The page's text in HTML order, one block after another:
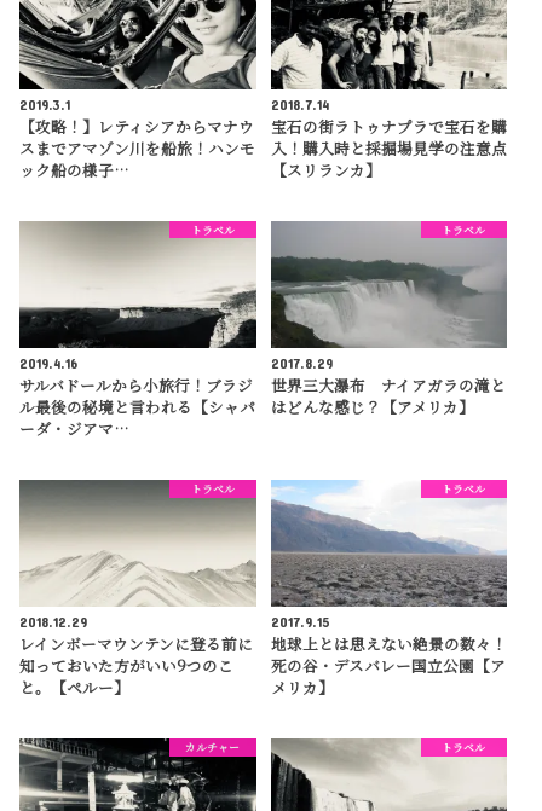
2019.3.1
【攻略！】レティシアからマナウ
スまでアマゾン川を船旅！ハンモ
ック船の様子…
2018.7.14
宝石の街ラトゥナプラで宝石を購
入！購入時と採掘場見学の注意点
【スリランカ】
トラベル
2019.4.16
サルバドールから小旅行！ブラジ
ル最後の秘境と言われる【シャパ
ーダ・ジアマ…
トラベル
2017.8.29
世界三大瀑布 ナイアガラの滝と
はどんな感じ？【アメリカ】
トラベル
2018.12.29
レインボーマウンテンに登る前に
知っておいた方がいい9つのこ
と。【ペルー】
トラベル
2017.9.15
地球上とは思えない絶景の数々！
死の谷・デスバレー国立公園【ア
メリカ】
カルチャー トラベル